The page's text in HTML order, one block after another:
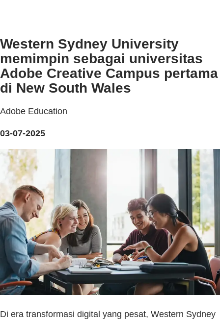
Western Sydney University
memimpin sebagai universitas
Adobe Creative Campus pertama
di New South Wales
Adobe Education
03-07-2025
Di era transformasi digital yang pesat, Western Sydney